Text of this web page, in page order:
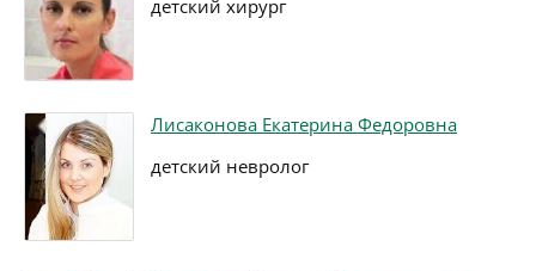
детский хирург
Лисаконова Екатерина Федоровна
детский невролог